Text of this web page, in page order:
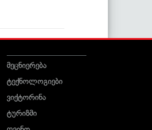
მეცნიერება
ტექნოლოგიები
ვიქტორინა
ტურიზმი